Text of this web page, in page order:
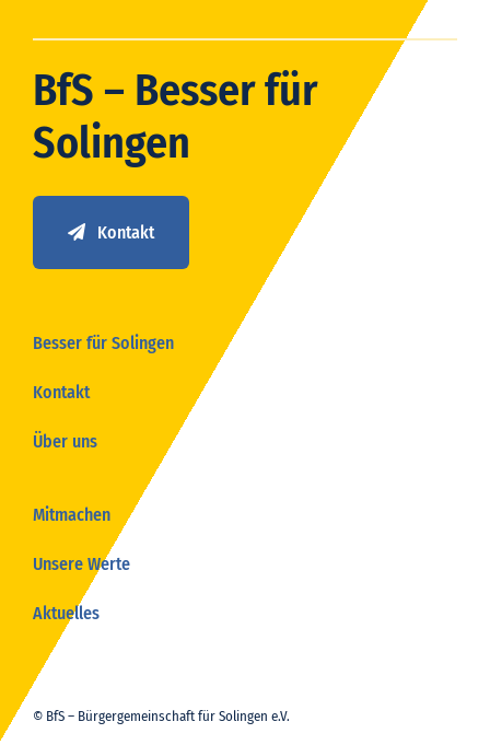
BfS – Besser für
Solingen
Kontakt
Besser für Solingen
Kontakt
Über uns
Mitmachen
Unsere Werte
Aktuelles
© BfS – Bürgergemeinschaft für Solingen e.V.